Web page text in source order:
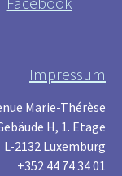
Impressum
Marie-Thérèse
H, 1. Etage
L-2132 Luxemburg
+352 44 74 34 01